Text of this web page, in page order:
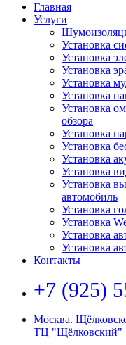
Главная
Услуги
Установка
Установка
Установка
Установка
Установка
Установка
обзора
Установка
Установка
Установка
Установка
Установка
автомобиль
Установка
Установка
Установка
Установка
Контакты
+7 (925)
Москва.
ТЦ "Щёлковский"